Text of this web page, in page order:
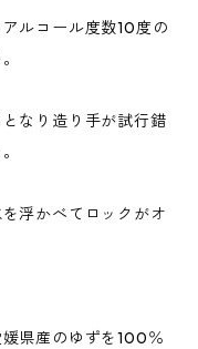
ルコール度数10度の
なり造り手が試行錯
浮かべてロックがオ
県産のゆずを100％